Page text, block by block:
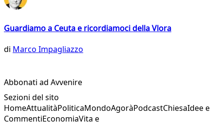
Guardiamo a Ceuta e ricordiamoci della Vlora
di Marco Impagliazzo
Abbonati ad Avvenire
Sezioni del sito
HomeAttualitàPoliticaMondoAgoràPodcastChiesaIdee e
CommentiEconomiaVita e